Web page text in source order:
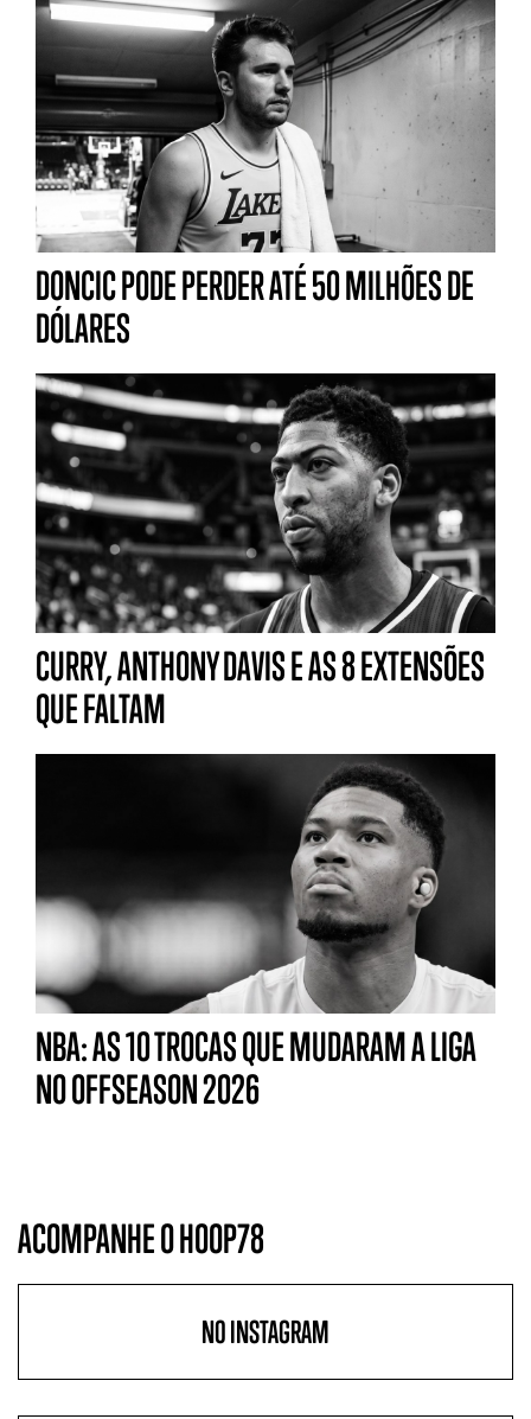
DONCIC PODE PERDER ATÉ 50 MILHÕES DE
DÓLARES
CURRY, ANTHONY DAVIS E AS 8 EXTENSÕES
QUE FALTAM
NBA: AS 10 TROCAS QUE MUDARAM A LIGA
NO OFFSEASON 2026
ACOMPANHE O HOOP78
NO INSTAGRAM